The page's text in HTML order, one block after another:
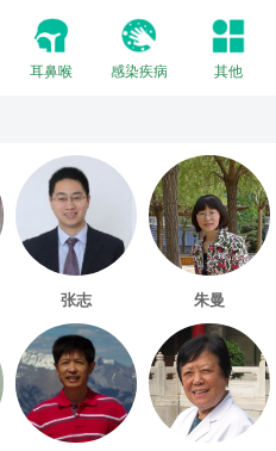
耳鼻喉 感染疾病 其他
张志 朱曼